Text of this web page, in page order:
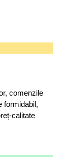
comenzile
formidabil,
calitate